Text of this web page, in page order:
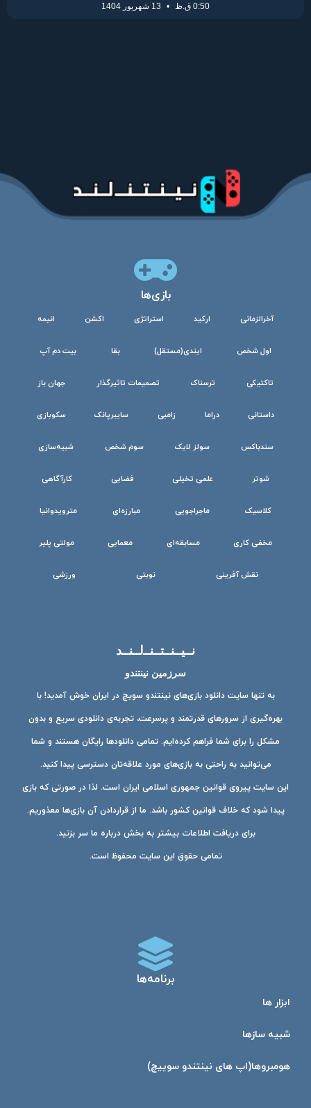
0:50 ق.ظ
بازی‌ها
آخرالزمانی ارکید استراتژی اکشن انیمه
اول شخص ایندی(مستقل) بقا بیت دم آپ
تاکتیکی ترسناک تصمیمات تاثیرگذار جهان باز
داستانی دراما زامبی سایبرپانک سکوبازی
سندباکس سولز لایک سوم شخص شبیه‌سازی
شوتر علمی تخیلی فضایی کارآگاهی
کلاسیک ماجراجویی مبارزه‌ای مترویدوانیا
مخفی کاری مسابقه‌ای معمایی مولتی پلیر
نقش آفرینی نوبتی ورزشی
نــیــنــتــنــ‌لــنــد
سرزمین نینتندو
به تنها سایت دانلود بازی‌های نینتندو سویچ در ایران خوش آمدید! با
بهره‌گیری از سرورهای قدرتمند و پرسرعت، تجربه‌ی دانلودی سریع و بدون
مشکل را برای شما فراهم کرده‌ایم. تمامی دانلودها رایگان هستند و شما
می‌توانید به راحتی به بازی‌های مورد علاقه‌تان دسترسی پیدا کنید.
این سایت پیروی قوانین جمهوری اسلامی ایران است. لذا در صورتی که بازی
پیدا شود که خلاف قوانین کشور باشد. ما از قراردادن آن بازی‌ها معذوریم.
برای دریافت اطلاعات بیشتر به بخش درباره ما سر بزنید.
تمامی حقوق این سایت محفوظ است.
برنامه‌ها
ابزار ها
شبیه ساز‌ها
هومبرو‌ها(اپ های نینتندو سوییچ)